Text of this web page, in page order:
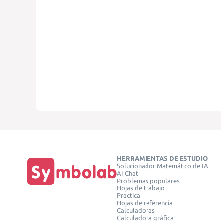
HERRAMIENTAS DE ESTUDIO
Solucionador Matemático de IA
AI Chat
Problemas populares
Hojas de trabajo
Practica
Hojas de referencia
Calculadoras
Calculadora gráfica